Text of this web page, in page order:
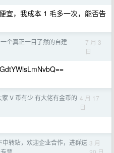
宜，我成本 1 毛多一次，能否告
个真正一目了然的自建
7 月 3
日
家 V 币有少 有大佬有金币的 4 月 17
日
中转站，欢迎企业合作，进群送 3 月